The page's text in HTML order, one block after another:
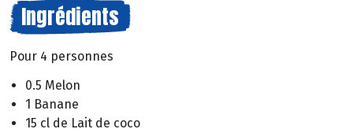
Ingrédients
Pour 4 personnes
0.5 Melon
1 Banane
15 cl de Lait de coco